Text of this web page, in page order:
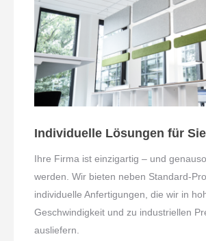
Individuelle Lösungen für Sie
Ihre Firma ist einzigartig – und
werden. Wir bieten neben Standard-
individuelle Anfertigungen, die wir in
Geschwindigkeit und zu industriellen
ausliefern.